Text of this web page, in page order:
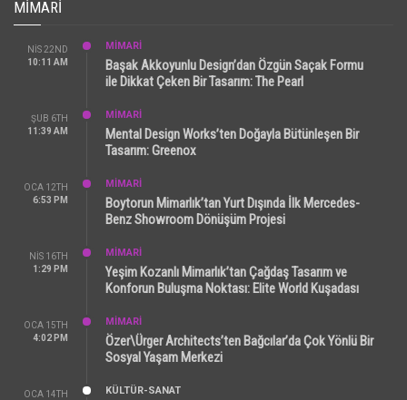
MIMARI
NIS 22ND
10:11 AM
MİMARİ
Başak Akkoyunlu Design’dan Özgün Saçak Formu
ile Dikkat Çeken Bir Tasarım: The Pearl
ŞUB 6TH
11:39 AM
MİMARİ
Mental Design Works’ten Doğayla Bütünleşen Bir
Tasarım: Greenox
OCA 12TH
6:53 PM
MİMARİ
Boytorun Mimarlık’tan Yurt Dışında İlk Mercedes-
Benz Showroom Dönüşüm Projesi
NIS 16TH
1:29 PM
MİMARİ
Yeşim Kozanlı Mimarlık’tan Çağdaş Tasarım ve
Konforun Buluşma Noktası: Elite World Kuşadası
OCA 15TH
4:02 PM
MİMARİ
Özer\Ürger Architects’ten Bağcılar’da Çok Yönlü Bir
Sosyal Yaşam Merkezi
OCA 14TH
KÜLTÜR-SANAT